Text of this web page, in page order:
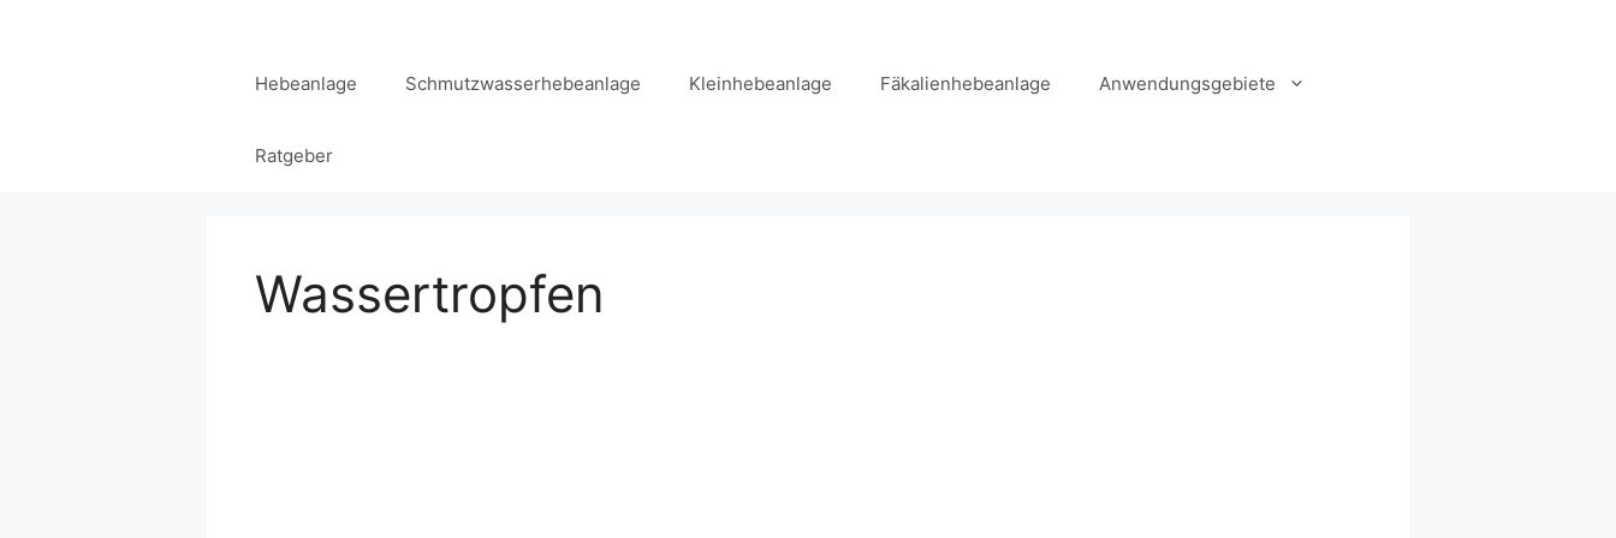
Hebeanlage Schmutzwasserhebeanlage Kleinhebeanlage Fäkalienhebeanlage Anwendungsgebiete
Ratgeber
Wassertropfen